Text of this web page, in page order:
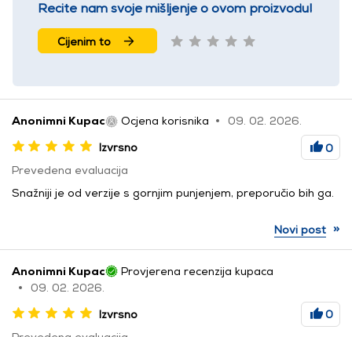
Recite nam svoje mišljenje o ovom proizvodu!
Cijenim to
Anonimni Kupac Ocjena korisnika
09. 02. 2026.
Izvrsno
0
Prevedena evaluacija
Snažniji je od verzije s gornjim punjenjem, preporučio bih ga.
Novi post »
Anonimni Kupac
Provjerena recenzija kupaca
09. 02. 2026.
Izvrsno
0